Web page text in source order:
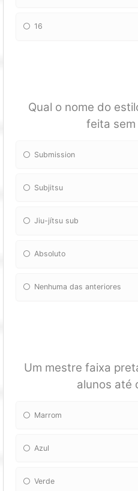
16
Qual o nome do
feita sem
Submission
Subjitsu
Jiu-jítsu sub
Absoluto
Nenhuma das anteriores
Um mestre faixa
alunos até
Marrom
Azul
Verde